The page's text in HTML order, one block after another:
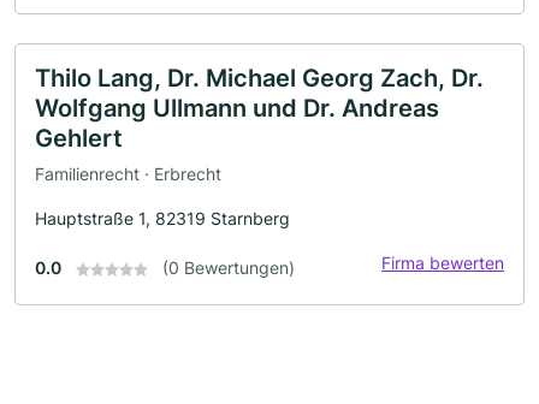
Thilo Lang, Dr. Michael Georg Zach, Dr.
Wolfgang Ullmann und Dr. Andreas
Gehlert
Familienrecht · Erbrecht
Hauptstraße 1, 82319 Starnberg
0.0 (0 Bewertungen) Firma bewerten